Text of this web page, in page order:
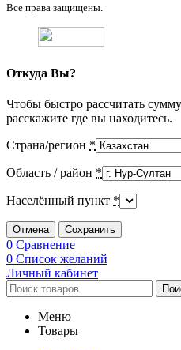
Все права защищены.
Откуда Вы?
Чтобы быстро рассчитать
расскажите где вы находитесь.
Страна/регион *
Область / район *
Населённый пункт *
Отмена Сохранить
0 Сравнение
0 Список желаний
Личный кабинет
Меню
Товары